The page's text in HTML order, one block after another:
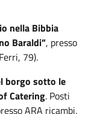
nella Bibbia
Baraldi”, presso
79).
borgo sotto le
Catering. Posti
ARA ricambi,